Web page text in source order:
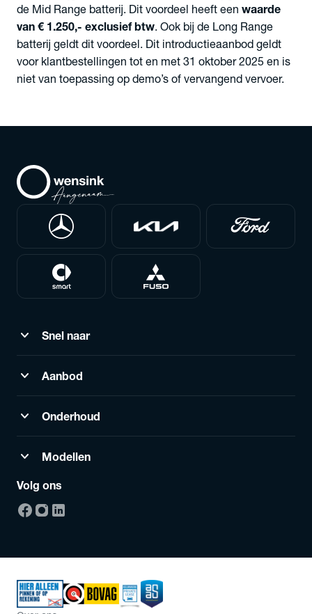
de Mid Range batterij. Dit voordeel heeft een waarde
van € 1.250,- exclusief btw. Ook bij de Long Range
batterij geldt dit voordeel. Dit introductieaanbod geldt
voor klantbestellingen tot en met 31 oktober 2025 en is
niet van toepassing op demo’s of vervangend vervoer.
expand_more Snel naar
expand_more Aanbod
expand_more Onderhoud
expand_more Modellen
Volg ons